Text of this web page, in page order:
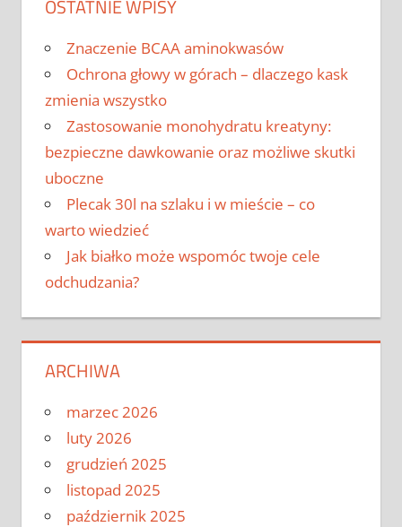
OSTATNIE WPISY
Znaczenie BCAA aminokwasów
Ochrona głowy w górach – dlaczego kask
zmienia wszystko
Zastosowanie monohydratu kreatyny:
bezpieczne dawkowanie oraz możliwe skutki
uboczne
Plecak 30l na szlaku i w mieście – co
warto wiedzieć
Jak białko może wspomóc twoje cele
odchudzania?
ARCHIWA
marzec 2026
luty 2026
grudzień 2025
listopad 2025
październik 2025